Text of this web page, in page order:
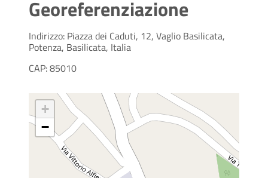
Georeferenziazione
Indirizzo: Piazza dei Caduti, 12, Vaglio Basilicata,
Potenza, Basilicata, Italia
CAP: 85010
+
−